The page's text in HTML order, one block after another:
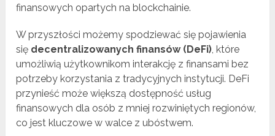
finansowych opartych na blockchainie.
W przyszłości możemy spodziewać się pojawienia
się decentralizowanych finansów (DeFi), które
umożliwią użytkownikom interakcję z finansami bez
potrzeby korzystania z tradycyjnych instytucji. DeFi
przynieść może większą dostępność usług
finansowych dla osób z mniej rozwiniętych regionów,
co jest kluczowe w walce z ubóstwem.